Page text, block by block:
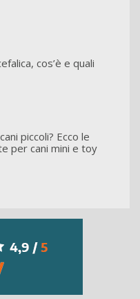
cos’è e quali
piccoli? Ecco le
per cani mini e toy